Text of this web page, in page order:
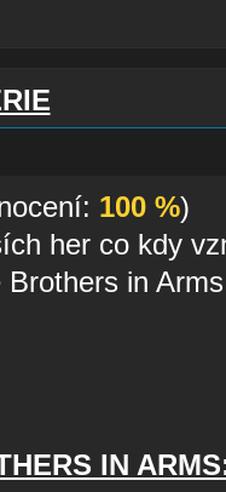
100 %)
her co kdy
in
IN